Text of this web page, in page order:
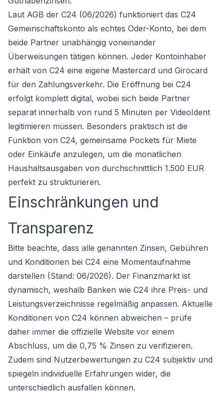
Laut AGB der C24 (06/2026) funktioniert das C24
Gemeinschaftskonto als echtes Oder-Konto, bei dem
beide Partner unabhängig voneinander
Überweisungen tätigen können. Jeder Kontoinhaber
erhält von C24 eine eigene Mastercard und Girocard
für den Zahlungsverkehr. Die Eröffnung bei C24
erfolgt komplett digital, wobei sich beide Partner
separat innerhalb von rund 5 Minuten per VideoIdent
legitimieren müssen. Besonders praktisch ist die
Funktion von C24, gemeinsame Pockets für Miete
oder Einkäufe anzulegen, um die monatlichen
Haushaltsausgaben von durchschnittlich 1.500 EUR
perfekt zu strukturieren.
Einschränkungen und
Transparenz
Bitte beachte, dass alle genannten Zinsen, Gebühren
und Konditionen bei C24 eine Momentaufnahme
darstellen (Stand: 06/2026). Der Finanzmarkt ist
dynamisch, weshalb Banken wie C24 ihre Preis- und
Leistungsverzeichnisse regelmäßig anpassen. Aktuelle
Konditionen von C24 können abweichen – prüfe
daher immer die offizielle Website vor einem
Abschluss, um die 0,75 % Zinsen zu verifizieren.
Zudem sind Nutzerbewertungen zu C24 subjektiv und
spiegeln individuelle Erfahrungen wider, die
unterschiedlich ausfallen können.